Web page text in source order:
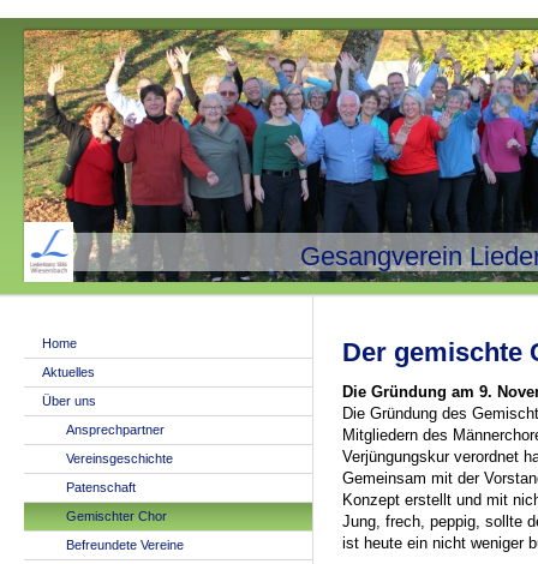
Gesangverein
Home
Aktuelles
Über uns
Ansprechpartner
Vereinsgeschichte
Patenschaft
Gemischter Chor
Befreundete Vereine
Der gemischte
Die Gründung am 9.
Die Gründung des
Mitgliedern des
Verjüngungskur verordnet
Gemeinsam mit der
Konzept erstellt und mit
Jung, frech, peppig, sollte
ist heute ein nicht weniger